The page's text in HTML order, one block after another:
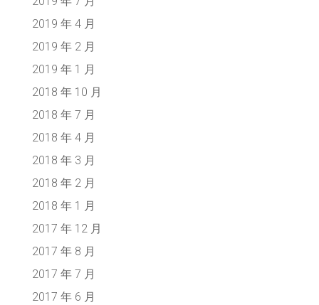
2019 年 4 月
2019 年 2 月
2019 年 1 月
2018 年 10 月
2018 年 7 月
2018 年 4 月
2018 年 3 月
2018 年 2 月
2018 年 1 月
2017 年 12 月
2017 年 8 月
2017 年 7 月
2017 年 6 月